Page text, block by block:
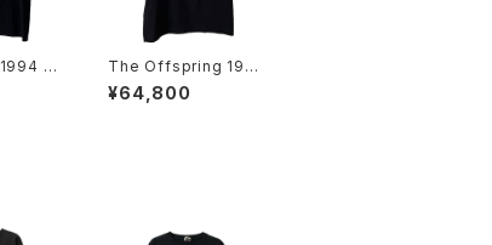
2
Peac
Tee
The Offspring 1994
Smash Band Tee
¥64,800